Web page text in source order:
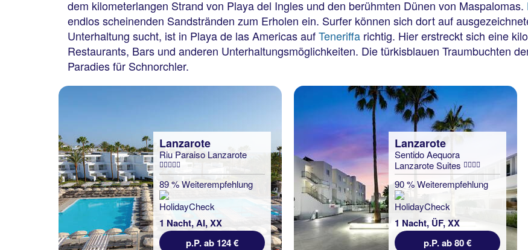
dem kilometerlangen Strand von Playa del Ingles und den berühmten Dünen von Maspalomas.
endlos scheinenden Sandstränden zum Erholen ein. Surfer können sich dort auf
Unterhaltung sucht, ist in Playa de las Americas aufTeneriffa richtig. Hier erstreckt sich eine
Restaurants, Bars und anderen Unterhaltungsmöglichkeiten. Die türkisblauen Traumbuchten
Paradies für Schnorchler.
Lanzarote
Riu Paraiso Lanzarote
89 % Weiterempfehlung
1 Nacht, AI, XX
p.P. ab 124 €
Lanzarote
Sentido Aequora
Lanzarote Suites
90 % Weiterempfehlung
1 Nacht, ÜF, XX
p.P. ab 80 €